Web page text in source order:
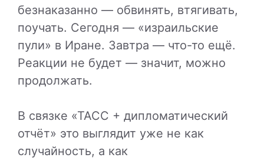
безнаказанно — обвинять, втягивать,
поучать. Сегодня — «израильские
пули» в Иране. Завтра — что-то ещё.
Реакции не будет — значит, можно
продолжать.
В связке «ТАСС + дипломатический
отчёт» это выглядит уже не как
случайность, а как